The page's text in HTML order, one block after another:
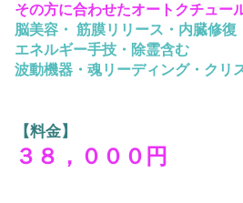
その方に合わせたオートクチュー
脳美容・ 筋膜リリース・内臓修復
エネルギー手技・除霊含む
波動機器・魂リーディング・ クリ
【料金】
３８，０００円